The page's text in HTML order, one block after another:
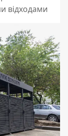
відходами